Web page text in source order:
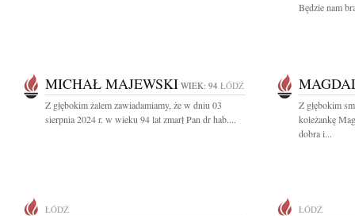
Będzie nam
MICHAŁ MAJEWSKI WIEK: 94 ŁÓDŹ
Z głębokim żalem zawiadamiamy, że w dniu 03
sierpnia 2024 r. w wieku 94 lat zmarł Pan dr hab....
Z głębokim
koleżankę
dobra i...
ŁÓDŹ ŁÓDŹ